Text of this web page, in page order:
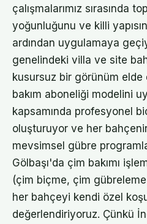
çalışmalarımız sırasında
yoğunluğunu ve killi
ardından uygulamaya
genelindeki villa ve site
kusursuz bir görünüm elde
bakım aboneliği modelini
kapsamında profesyonel
oluşturuyor ve her
mevsimsel gübre
Gölbaşı'da çim bakımı
(çim biçme, çim
her bahçeyi kendi özel
değerlendiriyoruz. Çünkü